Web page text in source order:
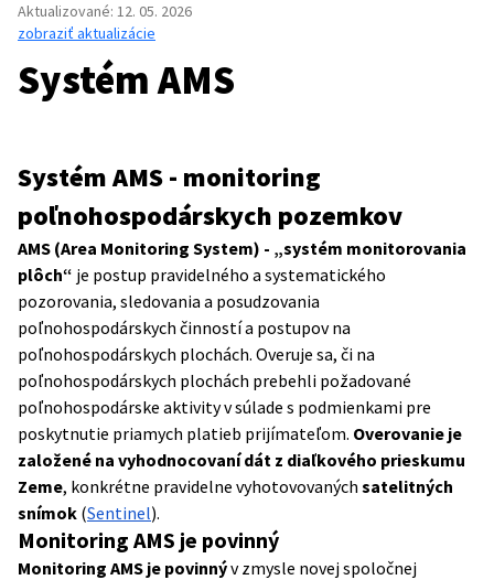
Aktualizované: 12. 05. 2026
zobraziť aktualizácie
Systém AMS
Systém AMS - monitoring
poľnohospodárskych pozemkov
AMS (Area Monitoring System) - „systém monitorovania
plôch“ je postup pravidelného a systematického
pozorovania, sledovania a posudzovania
poľnohospodárskych činností a postupov na
poľnohospodárskych plochách. Overuje sa, či na
poľnohospodárskych plochách prebehli požadované
poľnohospodárske aktivity v súlade s podmienkami pre
poskytnutie priamych platieb prijímateľom. Overovanie je
založené na vyhodnocovaní dát z diaľkového prieskumu
Zeme, konkrétne pravidelne vyhotovovaných satelitných
snímok (Sentinel).
Monitoring AMS je povinný
Monitoring AMS je povinnýv zmysle novej spoločnej